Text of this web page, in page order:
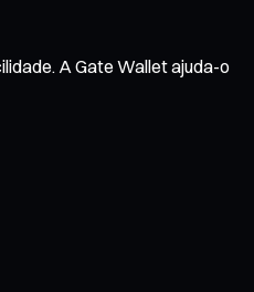
A Gate Wallet ajuda-o